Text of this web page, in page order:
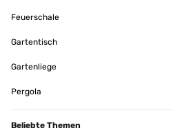
Feuerschale
Gartentisch
Gartenliege
Pergola
Beliebte Themen